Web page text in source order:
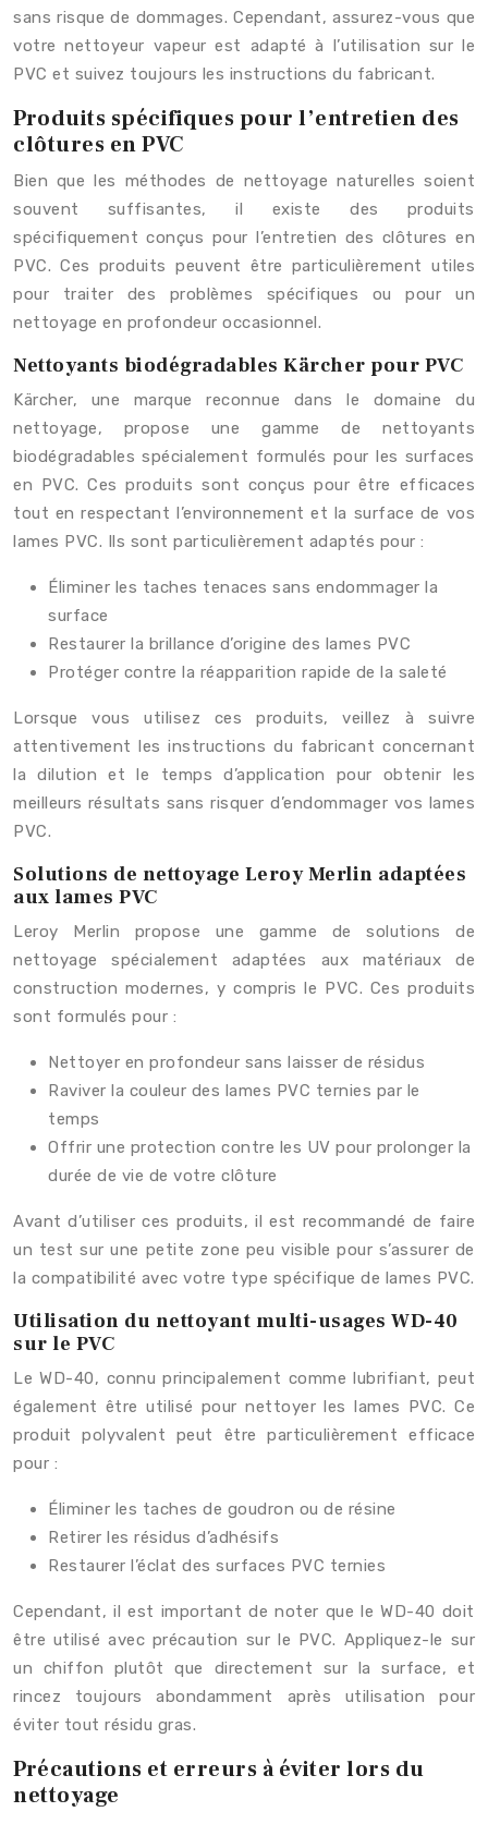
sans risque de dommages. Cependant, assurez-vous que
votre nettoyeur vapeur est adapté à l’utilisation sur le
PVC et suivez toujours les instructions du fabricant.
Produits spécifiques pour l’entretien des
clôtures en PVC
Bien que les méthodes de nettoyage naturelles soient
souvent suffisantes, il existe des produits
spécifiquement conçus pour l’entretien des clôtures en
PVC. Ces produits peuvent être particulièrement utiles
pour traiter des problèmes spécifiques ou pour un
nettoyage en profondeur occasionnel.
Nettoyants biodégradables Kärcher pour PVC
Kärcher, une marque reconnue dans le domaine du
nettoyage, propose une gamme de nettoyants
biodégradables spécialement formulés pour les surfaces
en PVC. Ces produits sont conçus pour être efficaces
tout en respectant l’environnement et la surface de vos
lames PVC. Ils sont particulièrement adaptés pour :
Éliminer les taches tenaces sans endommager la
surface
Restaurer la brillance d’origine des lames PVC
Protéger contre la réapparition rapide de la saleté
Lorsque vous utilisez ces produits, veillez à suivre
attentivement les instructions du fabricant concernant
la dilution et le temps d’application pour obtenir les
meilleurs résultats sans risquer d’endommager vos lames
PVC.
Solutions de nettoyage Leroy Merlin adaptées
aux lames PVC
Leroy Merlin propose une gamme de solutions de
nettoyage spécialement adaptées aux matériaux de
construction modernes, y compris le PVC. Ces produits
sont formulés pour :
Nettoyer en profondeur sans laisser de résidus
Raviver la couleur des lames PVC ternies par le
temps
Offrir une protection contre les UV pour prolonger la
durée de vie de votre clôture
Avant d’utiliser ces produits, il est recommandé de faire
un test sur une petite zone peu visible pour s’assurer de
la compatibilité avec votre type spécifique de lames PVC.
Utilisation du nettoyant multi-usages WD-40
sur le PVC
Le WD-40, connu principalement comme lubrifiant, peut
également être utilisé pour nettoyer les lames PVC. Ce
produit polyvalent peut être particulièrement efficace
pour :
Éliminer les taches de goudron ou de résine
Retirer les résidus d’adhésifs
Restaurer l’éclat des surfaces PVC ternies
Cependant, il est important de noter que le WD-40 doit
être utilisé avec précaution sur le PVC. Appliquez-le sur
un chiffon plutôt que directement sur la surface, et
rincez toujours abondamment après utilisation pour
éviter tout résidu gras.
Précautions et erreurs à éviter lors du
nettoyage